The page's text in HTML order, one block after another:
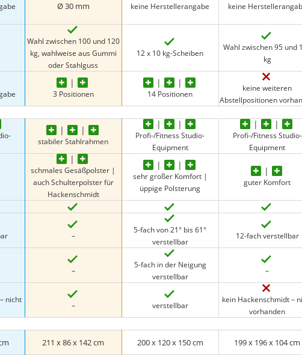
Ø 30 mm keine Herstellerangabe keine
Wahl zwischen 100 und 120
kg, wahlweise aus Gummi
oder Stahlguss
12 x 10 kg-Scheiben
Wahl zwischen 95 und
kg
3 Positionen 14 Positionen
keine weiteren
Abstellpositionen
stabiler Stahlrahmen
Profi-/Fitness Studio-
Equipment
Profi-/Fitness Studio-
Equipment
schmales Gesäßpolster |
auch Schulterpolster für
Hackenschmidt
sehr großer Komfort |
üppige Polsterung
guter Komfort
–
5-fach von 21° bis 61°
verstellbar
12-fach verstellbar
–
5-fach in der Neigung
verstellbar
–
nicht
– verstellbar
kein Hackenschmidt –
vorhanden
211 x 86 x 142 cm 200 x 120 x 150 cm 199 x 196 x 104 cm